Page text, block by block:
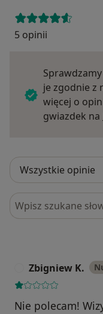
5 opinii
je zgodnie z
więcej o
gwiazdek na
Szukaj w opiniach
Zbigniew K.
Nie polecam!